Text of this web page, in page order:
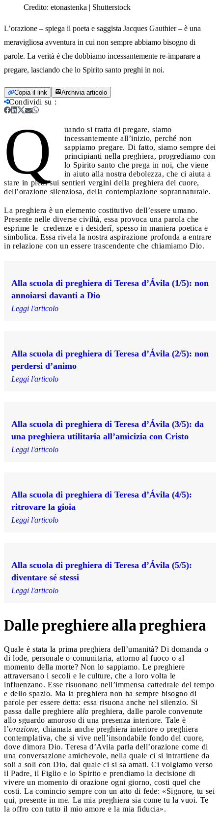
Credito: etonastenka | Shutterstock
L’orazione – spiega il poeta e saggista Jacques Gauthier – è una
meravigliosa avventura in cui non sempre abbiamo bisogno di
parole. La verità è che dobbiamo incessantemente re-imparare a
pregare, lasciando che lo Spirito santo preghi in noi.
Copia il link Archivia articolo
Condividi su :
Q
uando si tratta di pregare, siamo
incessantemente all’inizio, perché non
sappiamo pregare. Di fatto, siamo sempre dei
principianti nella preghiera, progrediamo con
lo Spirito santo che prega in noi, che viene
in aiuto alla nostra debolezza, che ci aiuta a
stare in piedi sui sentieri vergini della preghiera del cuore,
dell’orazione silenziosa, della contemplazione soprannaturale.
La preghiera è un elemento costitutivo dell’essere umano.
Presente nelle diverse civiltà, essa provoca una parola che
esprime le credenze e i desiderî, spesso in maniera poetica e
simbolica. Essa rivela la nostra aspirazione profonda a entrare
in relazione con un essere trascendente che chiamiamo Dio.
Alla scuola di preghiera di Teresa d’Ávila (1/5): non
annoiarsi davanti a Dio
Leggi l'articolo
Alla scuola di preghiera di Teresa d’Ávila (2/5): non
perdersi d’animo
Leggi l'articolo
Alla scuola di preghiera di Teresa d’Ávila (3/5): da
una preghiera utilitaria all’amicizia con Cristo
Leggi l'articolo
Alla scuola di preghiera di Teresa d’Ávila (4/5):
ritrovare la gioia
Leggi l'articolo
Alla scuola di preghiera di Teresa d’Ávila (5/5):
diventare sé stessi
Leggi l'articolo
Dalle preghiere alla preghiera
Quale è stata la prima preghiera dell’umanità? Di domanda o
di lode, personale o comunitaria, attorno al fuoco o al
momento della morte? Non lo sappiamo. Le preghiere
attraversano i secoli e le culture, che a loro volta le
influenzano. Esse risuonano nell’immensa cattedrale del tempo
e dello spazio. Ma la preghiera non ha sempre bisogno di
parole per essere detta: essa risuona anche nel silenzio. Si
passa dalle preghiere alla preghiera, dalle parole convenute
allo sguardo amoroso di una presenza interiore. Tale è
l’orazione, chiamata anche preghiera interiore o preghiera
contemplativa, che si vive nell’insondabile fondo del cuore,
dove dimora Dio. Teresa d’Avila parla dell’orazione come di
una conversazione amichevole, nella quale ci si intrattiene da
soli a soli con Dio, dal quale ci si sa amati. Ci volgiamo verso
il Padre, il Figlio e lo Spirito e prendiamo la decisione di
vivere un momento di orazione ogni giorno, costi quel che
costi. La comincio sempre con un atto di fede: «Signore, tu sei
qui, presente in me. La mia preghiera sia come tu la vuoi. Te
la offro con tutto il mio amore e la mia fiducia».